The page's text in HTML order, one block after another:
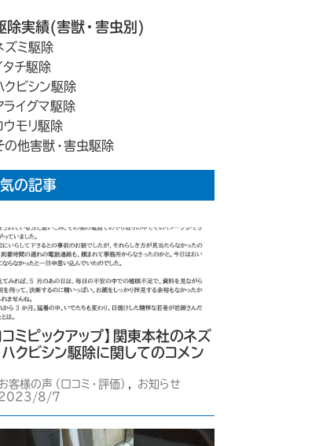
除実績(害獣・害虫別)
ズミ駆除
タチ駆除
クビシン駆除
ライグマ駆除
ウモリ駆除
の他害獣・害虫駆除
気の記事
コミピックアップ】関東本社のネズ
ハクビシン駆除に関してのコメン
客様の声（口コミ・評価）
お知らせ
8/7